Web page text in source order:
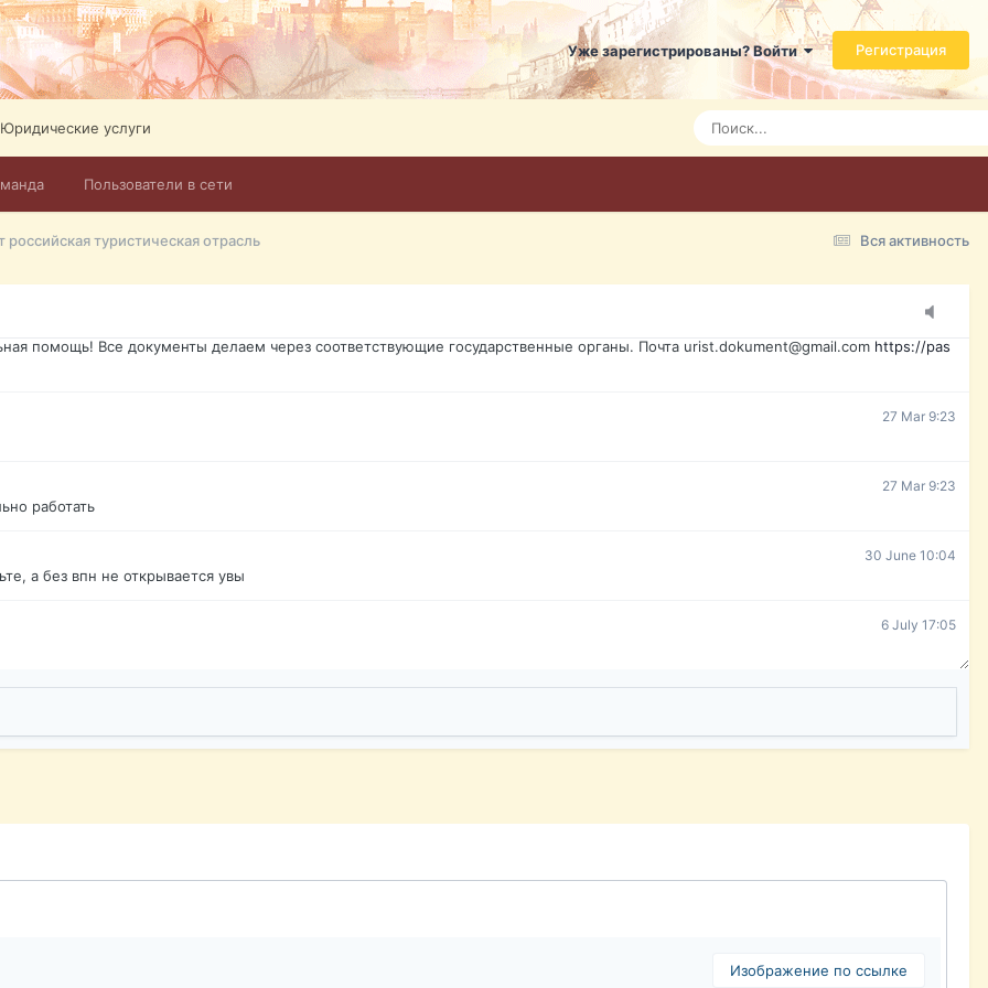
Уже зарегистрированы? Войти Регистрация
Пользователи в сети
Юридические услуги
Вся активность
российская туристическая отрасль
Абонемент на 4 тв всего 12,5 Евро в месяц! Легко настроить справится даже ребенок. Быстрое оформление договора с
+972-526-384-339
Today 3:21
Today 3:24
Today 3:28
форума?т из э
15 Mar 16:47
помощь! Все документы делаем через соответствующие государственные органы. Почта urist.dokument@gmail.com https://pas
27 Mar 9:23
27 Mar 9:23
работать
30 June 10:04
а без впн не открывается увы
6 July 17:05
Изображение по ссылке